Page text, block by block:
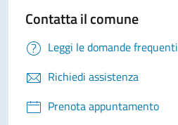
Contatta il comune
Leggi le domande frequenti
Richiedi assistenza
Prenota appuntamento